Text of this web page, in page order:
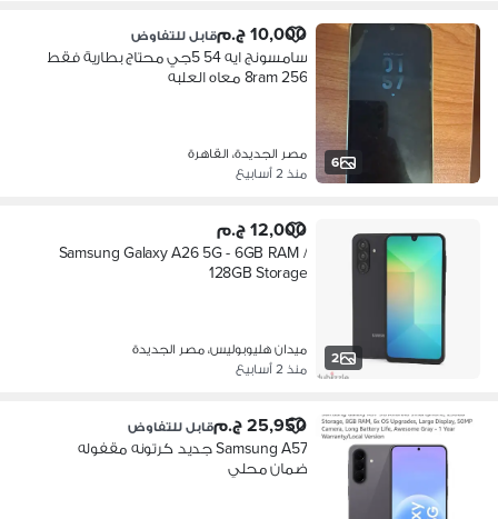
6
10,000 ج.م قابل للتفاوض
سامسونج ايه 54 5جي محتاج بطارية فقط
256 8ram معاه العلبه
مصر الجديدة، القاهرة
منذ 2 أسابيع
2
12,000 ج.م
Samsung Galaxy A26 5G - 6GB RAM /
128GB Storage
ميدان هليوبوليس، مصر الجديدة
منذ 2 أسابيع
25,950 ج.م قابل للتفاوض
Samsung A57 جديد كرتونه مقفوله
ضمان محلي